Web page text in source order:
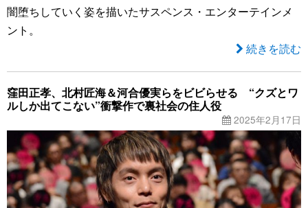
闇堕ちしていく姿を描いたサスペンス・エンターテインメ
ント。
続きを読む
窪田正孝、北村匠海＆河合優実らをビビらせる “クズとワ
ルしか出てこない”衝撃作で裏社会の住人役
2025年2月17日